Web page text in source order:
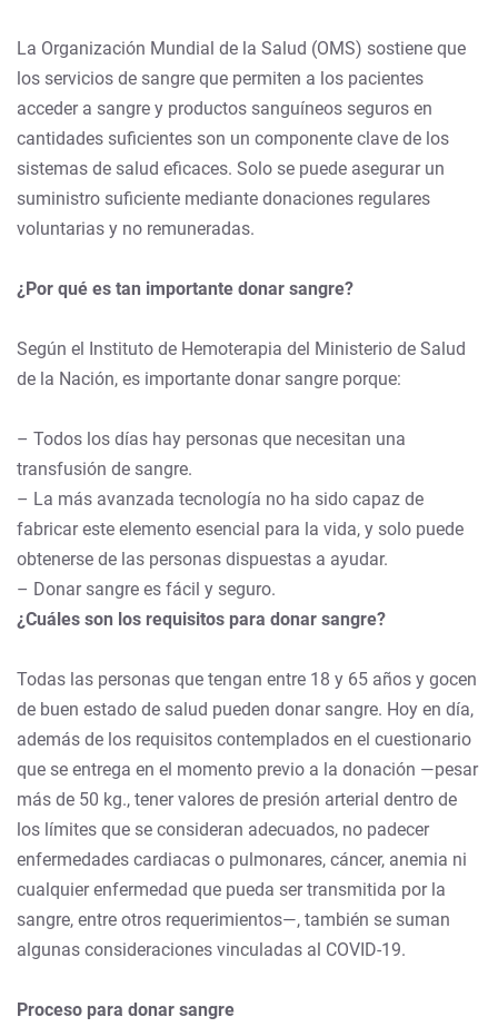
La Organización Mundial de la Salud (OMS) sostiene que
los servicios de sangre que permiten a los pacientes
acceder a sangre y productos sanguíneos seguros en
cantidades suficientes son un componente clave de los
sistemas de salud eficaces. Solo se puede asegurar un
suministro suficiente mediante donaciones regulares
voluntarias y no remuneradas.
¿Por qué es tan importante donar sangre?
Según el Instituto de Hemoterapia del Ministerio de Salud
de la Nación, es importante donar sangre porque:
– Todos los días hay personas que necesitan una
transfusión de sangre.
– La más avanzada tecnología no ha sido capaz de
fabricar este elemento esencial para la vida, y solo puede
obtenerse de las personas dispuestas a ayudar.
– Donar sangre es fácil y seguro.
¿Cuáles son los requisitos para donar sangre?
Todas las personas que tengan entre 18 y 65 años y gocen
de buen estado de salud pueden donar sangre. Hoy en día,
además de los requisitos contemplados en el cuestionario
que se entrega en el momento previo a la donación —pesar
más de 50 kg., tener valores de presión arterial dentro de
los límites que se consideran adecuados, no padecer
enfermedades cardiacas o pulmonares, cáncer, anemia ni
cualquier enfermedad que pueda ser transmitida por la
sangre, entre otros requerimientos—, también se suman
algunas consideraciones vinculadas al COVID-19.
Proceso para donar sangre